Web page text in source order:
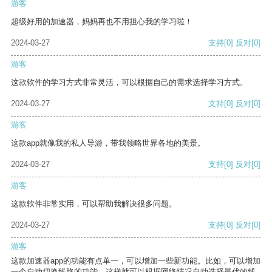
游客
超级好用的加速器，妈妈再也不用担心我的学习啦！
2024-03-27 支持[0] 反对[0]
游客
这款软件的学习方式非常灵活，可以根据自己的需求选择学习方式。
2024-03-27 支持[0] 反对[0]
游客
这款app就像我的私人导游，带我领略世界各地的美景。
2024-03-27 支持[0] 反对[0]
游客
这款软件非常实用，可以帮助我解决很多问题。
2024-03-27 支持[0] 反对[0]
游客
这款加速器app的功能有点单一，可以增加一些新功能。比如，可以增加